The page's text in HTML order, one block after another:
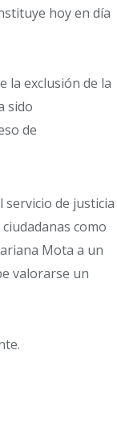
hoy en día
la exclusión de la
sido
de
servicio de justicia
como
Mota a un
valorarse un